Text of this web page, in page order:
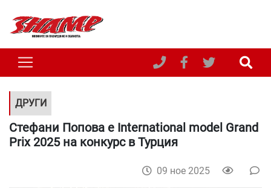
ДРУГИ
Стефани Попова е International model Grand
Prix 2025 на конкурс в Турция
09 ное 2025